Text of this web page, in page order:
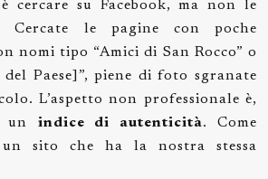
cercare su Facebook, ma non le
Cercate le pagine con poche
nomi tipo “Amici di San Rocco” o
Paese]”, piene di foto sgranate
L’aspetto non professionale è,
un indice di autenticità. Come
sito che ha la nostra stessa